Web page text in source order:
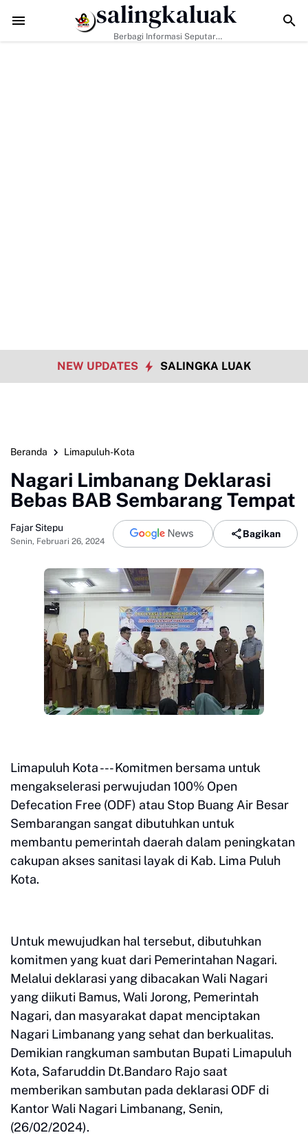
Jadi Kunci, Hj. Aida Dorong Nagari Aktif Pastikan Warga Miskin
salingkaluak
Berbagi Informasi Seputar
NEW UPDATES SALINGKA LUAK
Beranda Limapuluh-Kota
Nagari Limbanang Deklarasi
Bebas BAB Sembarang Tempat
Fajar Sitepu
Senin, Februari 26, 2024
Bagikan
Limapuluh Kota --- Komitmen bersama untuk
mengakselerasi perwujudan 100% Open
Defecation Free (ODF) atau Stop Buang Air Besar
Sembarangan sangat dibutuhkan untuk
membantu pemerintah daerah dalam peningkatan
cakupan akses sanitasi layak di Kab. Lima Puluh
Kota.
Untuk mewujudkan hal tersebut, dibutuhkan
komitmen yang kuat dari Pemerintahan Nagari.
Melalui deklarasi yang dibacakan Wali Nagari
yang diikuti Bamus, Wali Jorong, Pemerintah
Nagari, dan masyarakat dapat menciptakan
Nagari Limbanang yang sehat dan berkualitas.
Demikian rangkuman sambutan Bupati Limapuluh
Kota, Safaruddin Dt.Bandaro Rajo saat
memberikan sambutan pada deklarasi ODF di
Kantor Wali Nagari Limbanang, Senin,
(26/02/2024).